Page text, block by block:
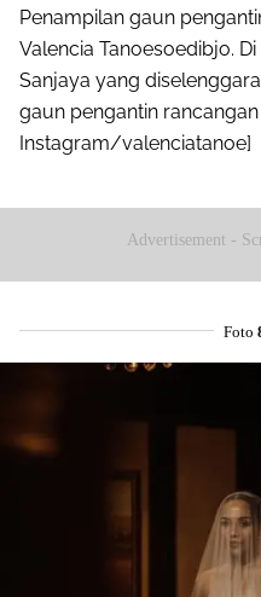
Penampilan gaun
Valencia Tanoesoedibjo.
Sanjaya yang
gaun pengantin
Instagram/valenciatanoe]
Advertisement -
Foto